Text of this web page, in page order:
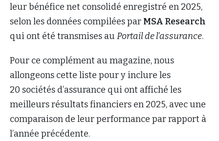
leur bénéfice net consolidé enregistré en 2025,
selon les données compilées par MSA Research
qui ont été transmises au Portail de l’assurance.
Pour ce complément au magazine, nous
allongeons cette liste pour y inclure les
20 sociétés d’assurance qui ont affiché les
meilleurs résultats financiers en 2025, avec une
comparaison de leur performance par rapport à
l’année précédente.